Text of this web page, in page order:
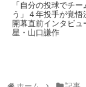
「自分の投球でチ
う」４年投手が覚
開幕直前インタビ
星・山口謙作